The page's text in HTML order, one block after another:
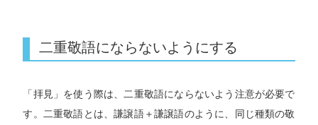
二重敬語にならないようにする
「拝見」を使う際は、二重敬語にならないよう注意が必要で
す。二重敬語とは、謙譲語＋謙譲語のように、同じ種類の敬